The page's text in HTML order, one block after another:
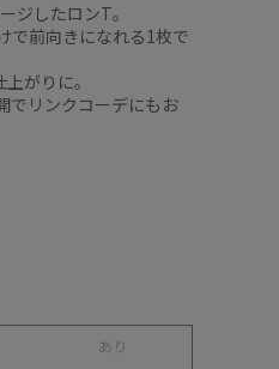
ジしたロンT。
で前向きになれる1枚で
がりに。
でリンクコーデにもお
あ り